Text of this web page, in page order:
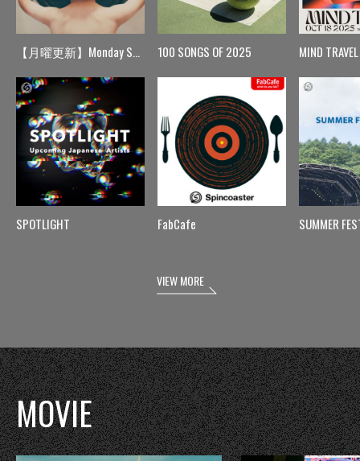
【月曜更新】Monday Spin
SPOTLIGHT
100 SONGS OF 2025
FabCafe
MIND TRAVEL
SUMMER
VIEW MORE
MOVIE